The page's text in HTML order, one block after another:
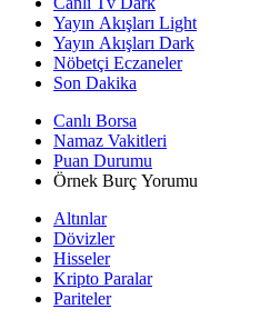
Yayın Akışları Light
Yayın Akışları Dark
Nöbetçi Eczaneler
Son Dakika
Canlı Borsa
Namaz Vakitleri
Puan Durumu
Örnek Burç Yorumu
Altınlar
Dövizler
Hisseler
Kripto Paralar
Pariteler